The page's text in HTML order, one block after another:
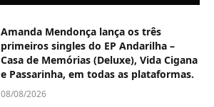
Amanda Mendonça lança os três
primeiros singles do EP Andarilha –
Casa de Memórias (Deluxe), Vida Cigana
e Passarinha, em todas as plataformas.
08/08/2026